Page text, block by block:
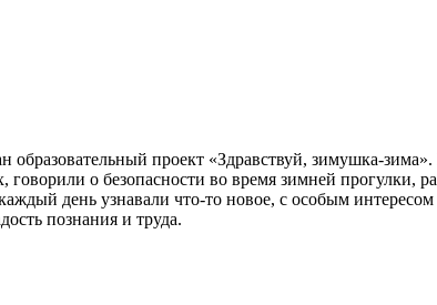
проект «Здравствуй, зимушка-
о безопасности во время зимней прогулки,
день узнавали что-то новое, с особым интересом
познания и труда.